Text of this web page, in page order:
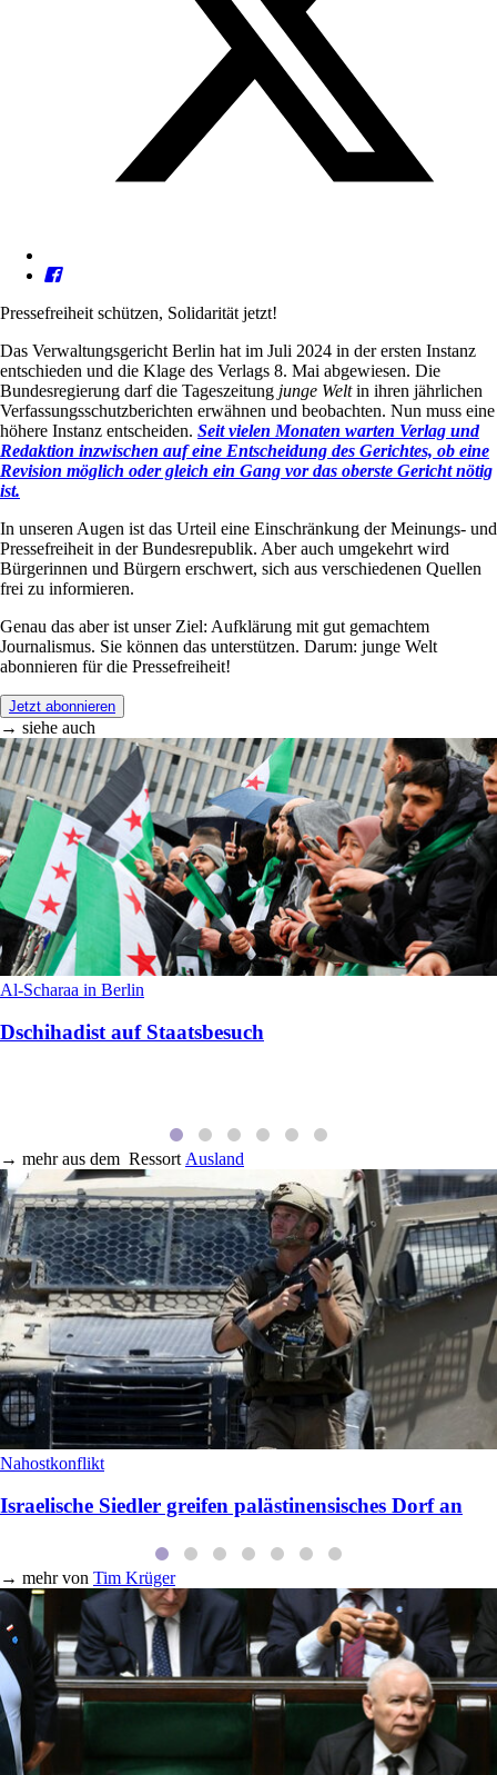
Pressefreiheit schützen, Solidarität jetzt!
Das Verwaltungsgericht Berlin hat im Juli 2024 in der ersten Instanz
entschieden und die Klage des Verlags 8. Mai abgewiesen. Die
Bundesregierung darf die Tageszeitung junge Weltin ihren jährlichen
Verfassungsschutzberichten erwähnen und beobachten. Nun muss eine
höhere Instanz entscheiden. Seit vielen Monaten warten Verlag und
Redaktion inzwischen auf eine Entscheidung des Gerichtes, ob eine
Revision möglich oder gleich ein Gang vor das oberste Gericht nötig
ist.
In unseren Augen ist das Urteil eine Einschränkung der Meinungs- und
Pressefreiheit in der Bundesrepublik. Aber auch umgekehrt wird
Bürgerinnen und Bürgern erschwert, sich aus verschiedenen Quellen
frei zu informieren.
Genau das aber ist unser Ziel: Aufklärung mit gut gemachtem
Journalismus. Sie können das unterstützen. Darum: junge Welt
abonnieren für die Pressefreiheit!
Jetzt abonnieren
→ siehe auch
Al-Scharaa in Berlin
Dschihadist auf Staatsbesuch
→ mehr aus dem Ressort Ausland
Nahostkonflikt
Israelische Siedler greifen palästinensisches Dorf an
→ mehr von Tim Krüger